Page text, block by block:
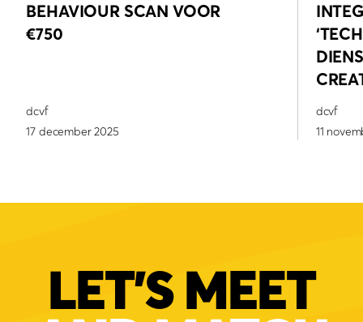
BEHAVIOUR SCAN VOOR
€750
dcvf
17 december 2025
dcvf
11
LET'S MEET